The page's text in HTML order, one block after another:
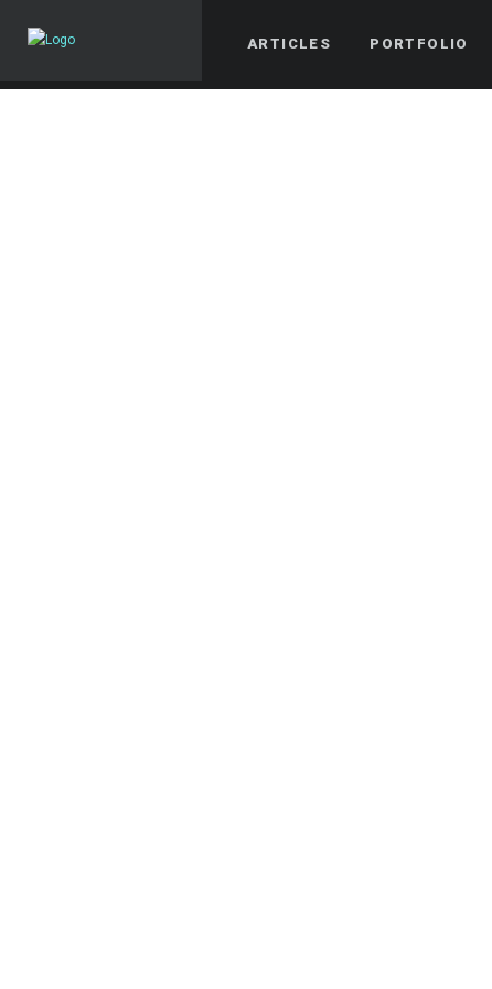
ARTICLES PORTFOLIO